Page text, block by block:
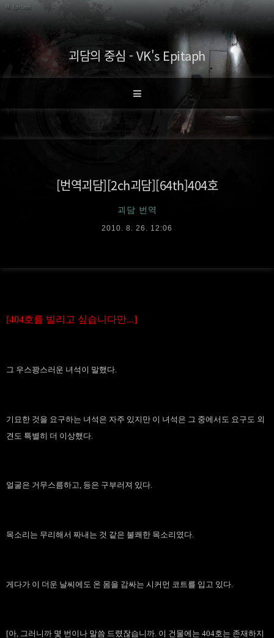
괴담의 중심 - VK's Epitaph
[번역괴담][2ch괴담][64th]404호
괴담 번역
2010. 8. 26. 12:06
[404호를 빌리고 싶습니다만...]
그 우스꽝스러운 녀석이 말했다.
기묘한 것을 요구하는 녀석은 자주 있지만 이 녀석은 그 중에서도 요구도 외
견도 특별히 더 이상했다.
얼굴은 거무스름하고, 등은 구부러져 있다.
목소리는 무리해서 짜내는 것 같은 불쾌한 목소리였다.
게다가 이 더운 날씨에도 온 몸을 감싸는 시커먼 코트를 입고 있다.
[아, 그러니까 몇 번이나 말씀 드렸잖습니까. 이 건물에는 404호는 존재하지